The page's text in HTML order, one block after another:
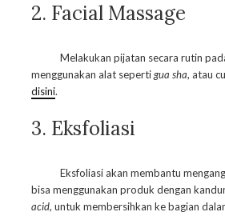
2. Facial Massage
Melakukan pijatan secara rutin
menggunakan alat sepertigua sha, atau
disini.
3. Eksfoliasi
Eksfoliasi akan membantu
bisa menggunakan produk dengan
acid, untuk membersihkan ke bagian